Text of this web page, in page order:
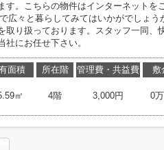
す。こちらの物件はインターネットを
広々と暮らしてみてはいかがでしょ
取り扱っております。スタッフ一同、
にお任せ下さい。
面積
㎡
所在階
4階
管理費・共益費
3,000円
敷
0